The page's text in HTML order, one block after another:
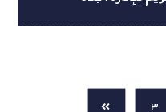
٣